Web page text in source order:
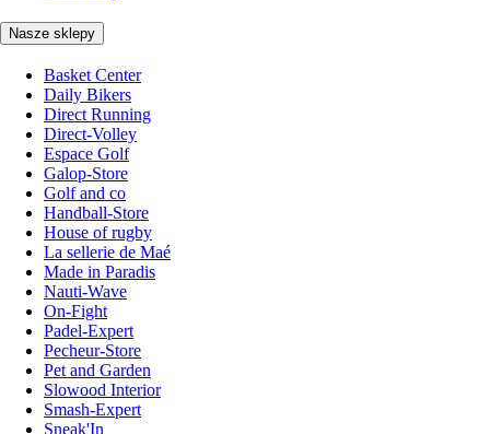
Nasze sklepy
Basket Center
Daily Bikers
Direct Running
Direct-Volley
Espace Golf
Galop-Store
Golf and co
Handball-Store
House of rugby
La sellerie de Maé
Made in Paradis
Nauti-Wave
On-Fight
Padel-Expert
Pecheur-Store
Pet and Garden
Slowood Interior
Smash-Expert
Sneak'In